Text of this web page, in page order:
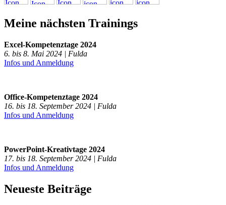
Meine nächsten Trainings
Excel-Kompetenztage 2024
6. bis 8. Mai 2024 | Fulda
Infos und Anmeldung
Office-Kompetenztage 2024
16. bis 18. September 2024 | Fulda
Infos und Anmeldung
PowerPoint-Kreativtage 2024
17. bis 18. September 2024 | Fulda
Infos und Anmeldung
Neueste Beiträge